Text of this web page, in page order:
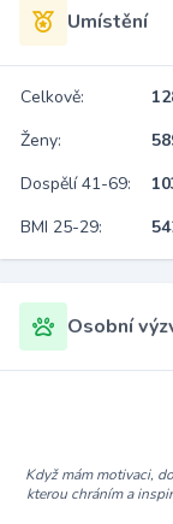
Umístění
Celkově:
Ženy:
Dospělí 41-69:
BMI 25-29:
Osobní
Když mám motivaci,
kterou chráním a